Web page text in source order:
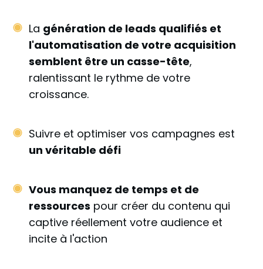
La génération de leads qualifiés et
l'automatisation de votre acquisition
semblent être un casse-tête,
ralentissant le rythme de votre
croissance.
Suivre et optimiser vos campagnes est
un véritable défi
Vous manquez de temps et de
ressources pour créer du contenu qui
captive réellement votre audience et
incite à l'action